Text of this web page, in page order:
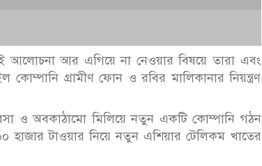
আলোচনা আর এগিয়ে না নেওয়ার বিষয়ে তারা এবং
গ্রামীণ ফোন ও রবির মালিকানার নিয়ন্ত্রণ
ও অবকাঠামো মিলিয়ে নতুন একটি কোম্পানি গঠন
হাজার টাওয়ার নিয়ে নতুন এশিয়ার টেলিকম খাতের